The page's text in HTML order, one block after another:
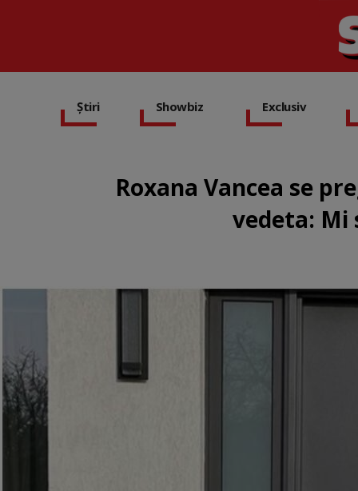
Știri Showbiz Exclusiv
Roxana Vancea se
vedeta: